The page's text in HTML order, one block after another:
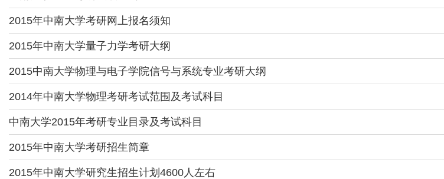
2015年中南大学考研网上报名须知
2015年中南大学量子力学考研大纲
2015中南大学物理与电子学院信号与系统专业考研大纲
2014年中南大学物理考研考试范围及考试科目
中南大学2015年考研专业目录及考试科目
2015年中南大学考研招生简章
2015年中南大学研究生招生计划4600人左右